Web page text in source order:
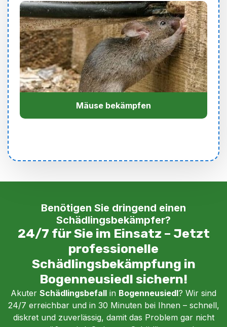
Mäuse bekämpfen
Benötigen Sie dringend einen
Schädlingsbekämpfer?
24/7 für Sie im Einsatz – Jetzt
professionelle
Schädlingsbekämpfung in
Bogenneusiedl sichern!
Akuter Schädlingsbefall in Bogenneusiedl? Wir sind
24/7 erreichbar und in 30 Minuten bei Ihnen – schnell,
diskret und zuverlässig, damit das Problem gar nicht